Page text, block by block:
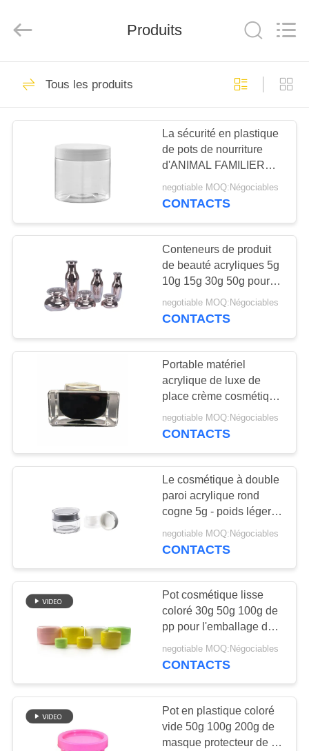
MAISON
PRODUITS
VIDÉOS
SPECTACLE
PROPOS
DE
NOUS
VISITE
L'USINE
QUALITÉ
NOUS
NOUVELLES
DEMANDEZ
petit pain vide sur
des bouteilles de
parfum
122
Bouteilles de
parfums en verre
vides
168
Flacons compte-
gouttes d'huile
essentielle
bouteilles vides de
vernis à ongles
36
Bouteilles vides de
soins de la peau
Produits
Tous les produits
La sécurité en plastique
de pots de nourriture
d'ANIMAL FAMILIER
transparent adaptent la
conception aux besoins
croûte
negotiable MOQ:Négociables
CONTACTS
Conteneurs de produit
de beauté acryliques 5g
10g 15g 30g 50g pour
l'emballage cosmétique
negotiable MOQ:Négociables
CONTACTS
Portable matériel
acrylique de luxe de
place crème cosmétique
de pot de noir de 50ml
1oz
negotiable MOQ:Négociables
CONTACTS
Le cosmétique à double
paroi acrylique rond
cogne 5g - poids léger
du volume 100g
negotiable MOQ:Négociables
CONTACTS
Pot cosmétique lisse
coloré 30g 50g 100g de
pp pour l'emballage de
crème de soins de la
peau
negotiable MOQ:Négociables
CONTACTS
Pot en plastique coloré
vide 50g 100g 200g de
masque protecteur de pp